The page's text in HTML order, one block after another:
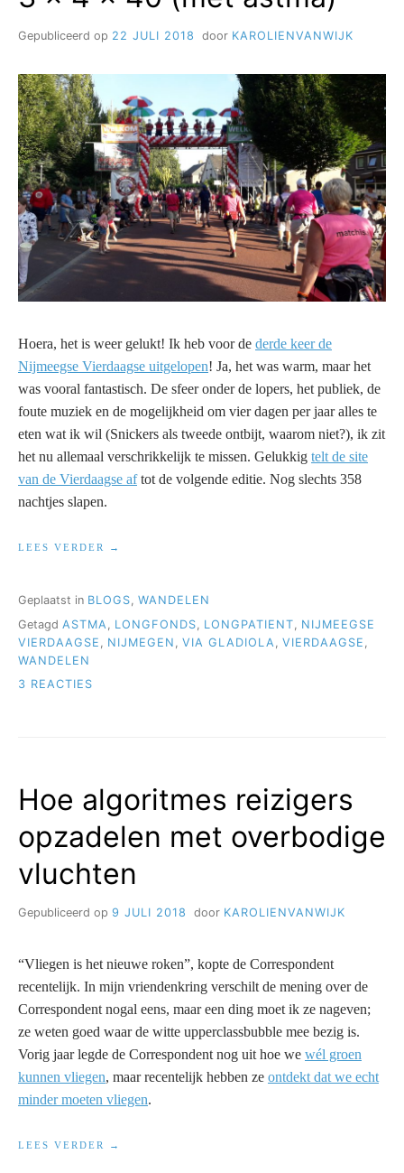
Gepubliceerd op 22 JULI 2018 door KAROLIENVANWIJK
Hoera, het is weer gelukt! Ik heb voor de derde keer de
Nijmeegse Vierdaagse uitgelopen! Ja, het was warm, maar het
was vooral fantastisch. De sfeer onder de lopers, het publiek, de
foute muziek en de mogelijkheid om vier dagen per jaar alles te
eten wat ik wil (Snickers als tweede ontbijt, waarom niet?), ik zit
het nu allemaal verschrikkelijk te missen. Gelukkig telt de site
van de Vierdaagse aftot de volgende editie. Nog slechts 358
nachtjes slapen.
LEES VERDER
“3
40
(MET
ASTMA)”
Geplaatst in BLOGS, WANDELEN
Getagd ASTMA LONGFONDS LONGPATIENT
NIJMEEGSE
VIERDAAGSE
NIJMEGEN VIA GLADIOLA VIERDAAGSE
WANDELEN
3 REACTIES
(MET
ASTMA)
Hoe algoritmes reizigers
opzadelen met overbodige
vluchten
Gepubliceerd op 9 JULI 2018 door KAROLIENVANWIJK
“Vliegen is het nieuwe roken”, kopte de Correspondent
recentelijk. In mijn vriendenkring verschilt de mening over de
Correspondent nogal eens, maar een ding moet ik ze nageven;
ze weten goed waar de witte upperclassbubble mee bezig is.
Vorig jaar legde de Correspondent nog uit hoe we wél groen
kunnen vliegen, maar recentelijk hebben ze ontdekt dat we echt
minder moeten vliegen.
LEES VERDER
“HOE